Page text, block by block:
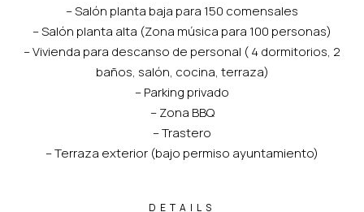
– Salón planta baja para 150 comensales
– Salón planta alta (Zona música para 100 personas)
– Vivienda para descanso de personal ( 4 dormitorios, 2
baños, salón, cocina, terraza)
– Parking privado
– Zona BBQ
– Trastero
– Terraza exterior (bajo permiso ayuntamiento)
DETAILS